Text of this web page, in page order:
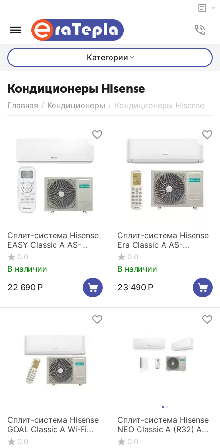
Категории
Кондиционеры Hisense
Главная / Кондиционеры / Кондиционеры Hisense
Сплит-система Hisense
EASY Classic A AS-
07HR4RYDDJ00
0.0
В наличии
22 690 Р
Сплит-система Hisense
Era Classic A AS-
07HR4RLRKC00
0.0
В наличии
23 490 Р
Сплит-система Hisense
GOAL Classic A Wi-Fi
AS-07HW4RLRCA00A
0.0
Сплит-система Hisense
NEO Classic A (R32) AS-
07HR4RYDDC00
0.0